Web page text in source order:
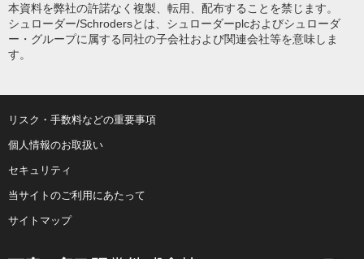
本資料を弊社の許諾なく複製、転用、配布することを禁じます。
シュローダー/Schrodersとは、シュローダーplcおよびシュローダ
ー・グループに属する同社の子会社および関連会社等を意味しま
す。
リスク・手数料などの重要事項
個人情報のお取扱い
セキュリティ
当サイトのご利用にあたって
サイトマップ